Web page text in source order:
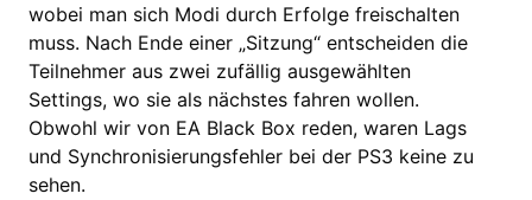
wobei man sich Modi durch Erfolge freischalten
muss. Nach Ende einer „Sitzung“ entscheiden die
Teilnehmer aus zwei zufällig ausgewählten
Settings, wo sie als nächstes fahren wollen.
Obwohl wir von EA Black Box reden, waren Lags
und Synchronisierungsfehler bei der PS3 keine zu
sehen.